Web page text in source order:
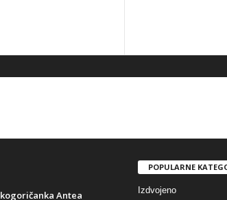
Antea
POPULARNE
Izdvojeno